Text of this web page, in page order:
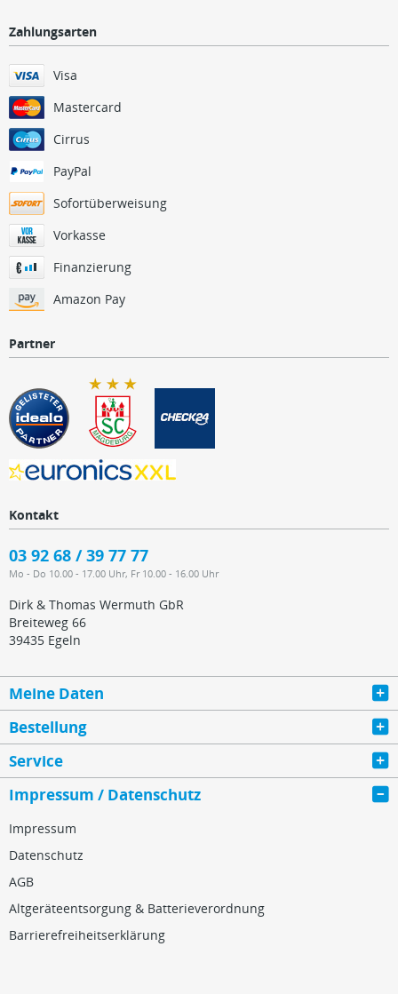
Zahlungsarten
Visa
Mastercard
Cirrus
PayPal
Sofortüberweisung
Vorkasse
Finanzierung
Amazon Pay
Partner
Kontakt
03 92 68 / 39 77 77
Mo - Do 10.00 - 17.00 Uhr, Fr 10.00 - 16.00 Uhr
Dirk & Thomas Wermuth GbR
Breiteweg 66
39435 Egeln
Meine Daten
Bestellung
Service
Impressum / Datenschutz
Impressum
Datenschutz
AGB
Altgeräteentsorgung & Batterieverordnung
Barrierefreiheitserklärung